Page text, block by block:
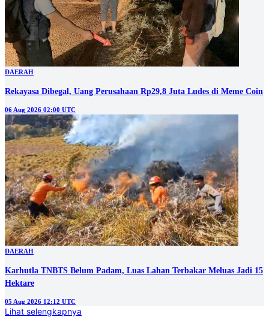
DAERAH
Rekayasa Dibegal, Uang Perusahaan Rp29,8 Juta Ludes di Meme Coin
06 Aug 2026 02:00 UTC
DAERAH
Karhutla TNBTS Belum Padam, Luas Lahan Terbakar Meluas Jadi 15
Hektare
05 Aug 2026 12:12 UTC
Lihat selengkapnya